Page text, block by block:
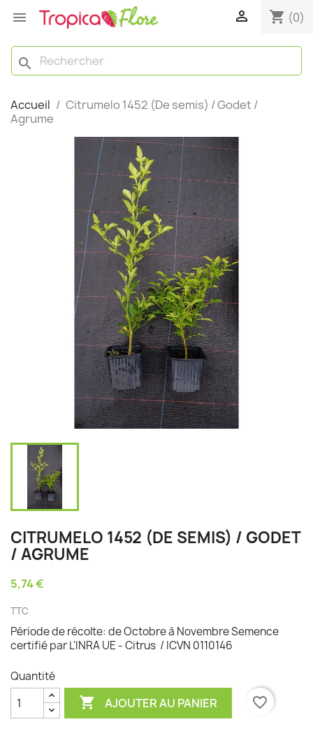
  shopping_cart (0)
search
Accueil
Citrumelo 1452 (De semis) / Godet /
Agrume
CITRUMELO 1452 (DE SEMIS) / GODET
/ AGRUME
5,74 €
TTC
Période de récolte: de Octobre à Novembre Semence
certifié par L'INRA UE - Citrus / ICVN 0110146
Quantité
 AJOUTER AU PANIER favorite_border